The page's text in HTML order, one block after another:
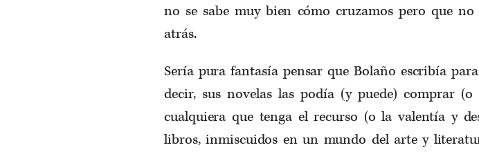
no se sabe muy bien cómo cruzamos pero que no
atrás.
Sería pura fantasía pensar que Bolaño escribía
decir, sus novelas las podía (y puede) comprar
cualquiera que tenga el recurso (o la valentía y
libros, inmiscuidos en un mundo del arte y